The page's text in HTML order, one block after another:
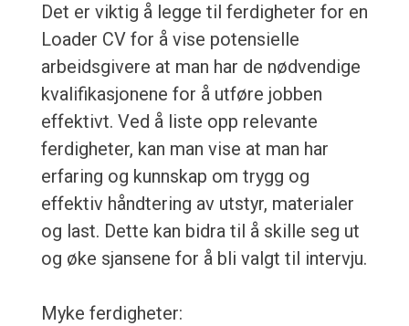
Det er viktig å legge til ferdigheter for en
Loader CV for å vise potensielle
arbeidsgivere at man har de nødvendige
kvalifikasjonene for å utføre jobben
effektivt. Ved å liste opp relevante
ferdigheter, kan man vise at man har
erfaring og kunnskap om trygg og
effektiv håndtering av utstyr, materialer
og last. Dette kan bidra til å skille seg ut
og øke sjansene for å bli valgt til intervju.
Myke ferdigheter: